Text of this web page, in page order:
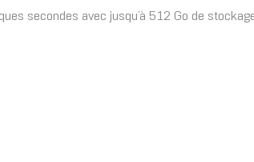
secondes avec jusqu’à 512 Go de